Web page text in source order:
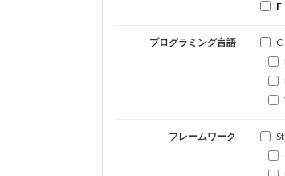
F
プログラミング言語 C
フレームワーク